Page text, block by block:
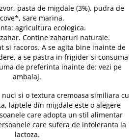
pasta de migdale (3%), pudra de
sare marina.
agricultura ecologica.
Contine zaharuri naturale.
si racoros. A se agita bine inainte de
a se pastra in frigider si consuma
de preferinta inainte de: vezi pe
ambalaj.
si o textura cremoasa similiara cu
laptele din migdale este o alegere
care adopta un stil alimentar
care sufera de intoleranta la
lactoza.